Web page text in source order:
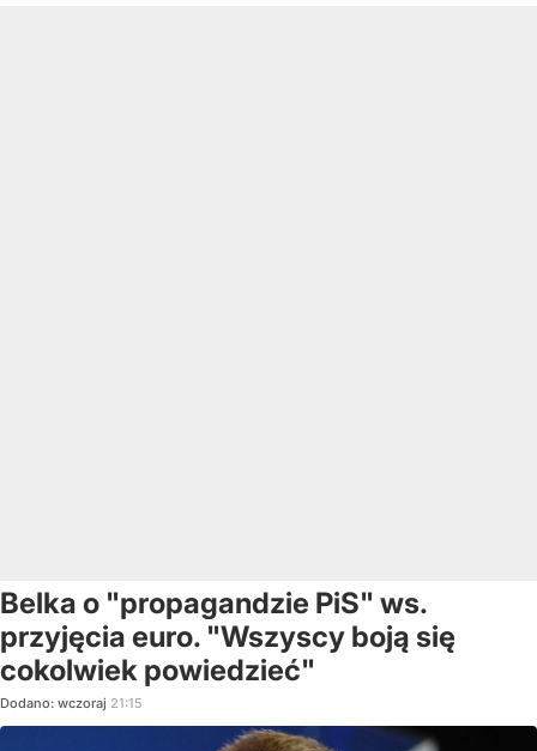
Belka o "propagandzie PiS" ws.
przyjęcia euro. "Wszyscy boją się
cokolwiek powiedzieć"
Dodano: wczoraj 21:15